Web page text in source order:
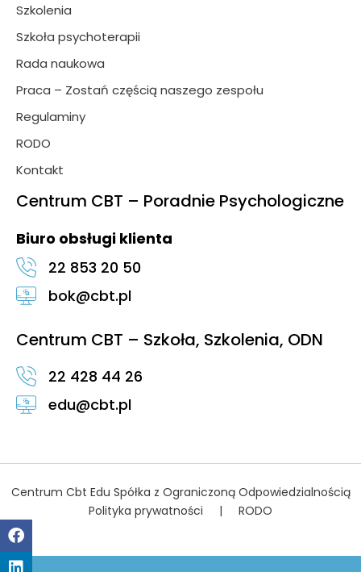
Szkolenia
Szkoła psychoterapii
Rada naukowa
Praca – Zostań częścią naszego zespołu
Regulaminy
RODO
Kontakt
Centrum CBT – Poradnie Psychologiczne
Biuro obsługi klienta
22 853 20 50
bok@cbt.pl
Centrum CBT – Szkoła, Szkolenia, ODN
22 428 44 26
edu@cbt.pl
Centrum Cbt Edu Spółka z Ograniczoną Odpowiedzialnością
Polityka prywatności | RODO